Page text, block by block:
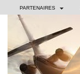
PARTENAIRES